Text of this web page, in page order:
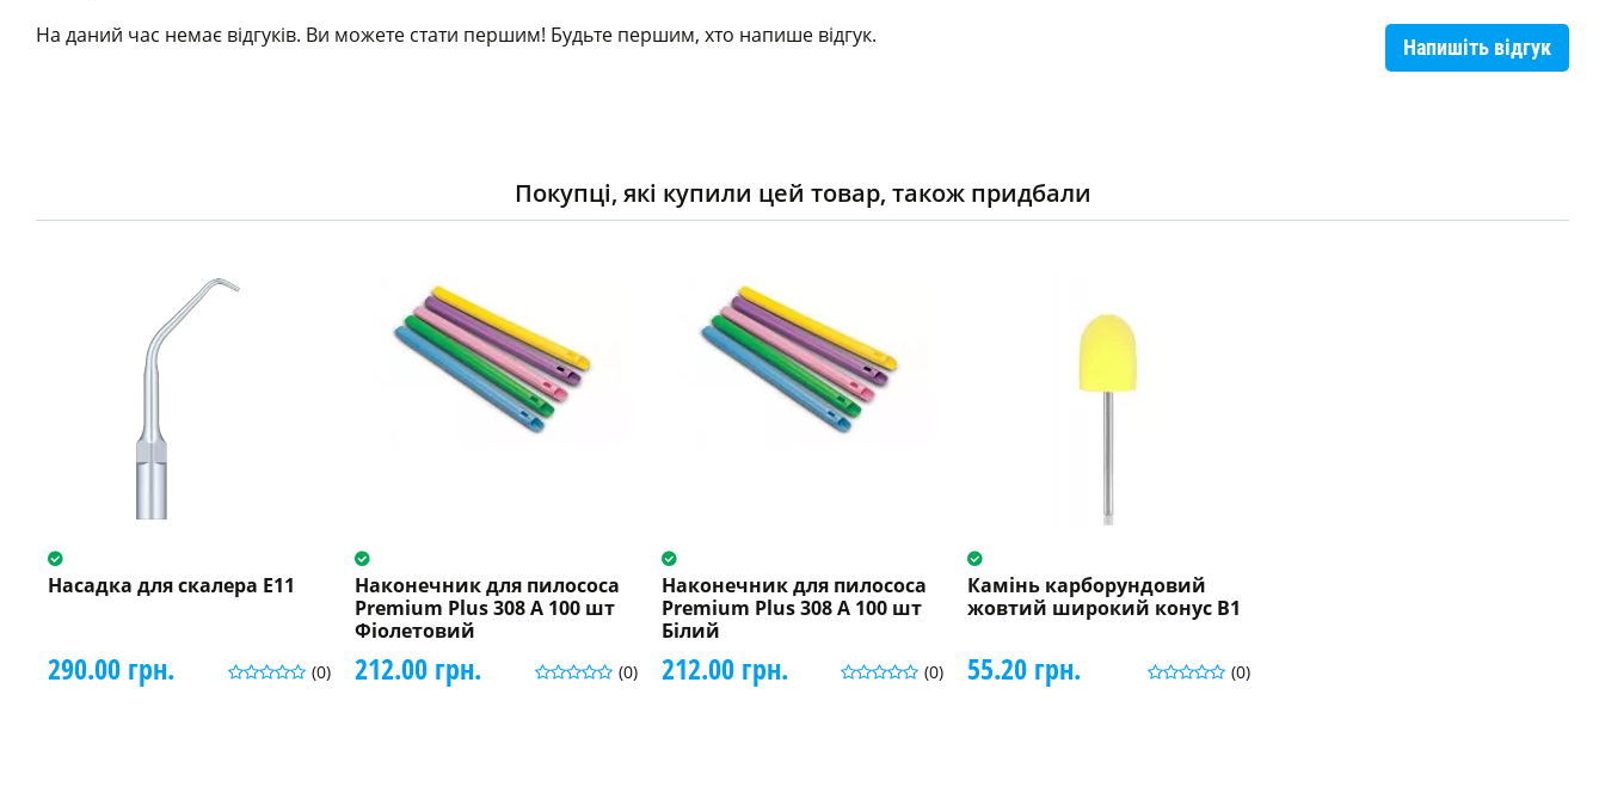
Напишіть відгук
На даний час немає відгуків. Ви можете стати першим! Будьте першим, хто напише відгук.
Покупці, які купили цей товар, також придбали
Насадка для скалера E11
(0)
290.00 грн.
Наконечник для пилососа
Premium Plus 308 A 100 шт
Фіолетовий
(0)
212.00 грн.
Наконечник для пилососа
Premium Plus 308 A 100 шт
Білий
(0)
212.00 грн.
Камінь карборундовий
жовтий широкий конус B1
(0)
55.20 грн.